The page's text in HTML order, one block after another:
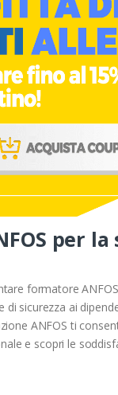
per la
formatore
sicurezza ai
ANFOS ti
e scopri le